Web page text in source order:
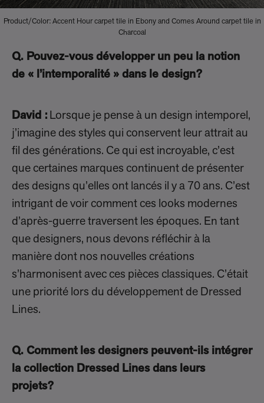
Product/Color: Accent Hour carpet tile in Ebony and Comes Around carpet tile in
Charcoal
Q. Pouvez-vous développer un peu la notion
de « l’intemporalité » dans le design?
David : Lorsque je pense à un design intemporel,
j’imagine des styles qui conservent leur attrait au
fil des générations. Ce qui est incroyable, c’est
que certaines marques continuent de présenter
des designs qu’elles ont lancés il y a 70 ans. C’est
intrigant de voir comment ces looks modernes
d’après-guerre traversent les époques. En tant
que designers, nous devons réfléchir à la
manière dont nos nouvelles créations
s’harmonisent avec ces pièces classiques. C’était
une priorité lors du développement de Dressed
Lines.
Q. Comment les designers peuvent-ils intégrer
la collection Dressed Lines dans leurs
projets?